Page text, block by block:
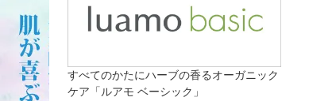
すべてのかたにハーブの香るオーガニック
ケア「ルアモ ベーシック」